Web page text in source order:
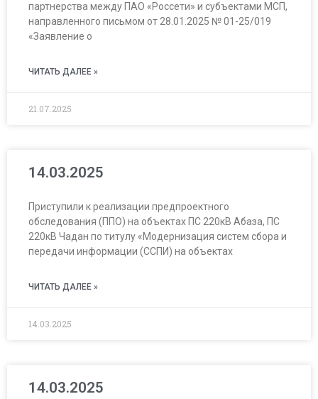
партнерства между ПАО «Россети» и субъектами МСП,
направленного письмом от 28.01.2025 № 01-25/019
«Заявление о
ЧИТАТЬ ДАЛЕЕ »
21.07.2025
14.03.2025
Приступили к реализации предпроектного
обследования (ППО) на объектах ПС 220кВ Абаза, ПС
220кВ Чадан по титулу «Модернизация систем сбора и
передачи информации (ССПИ) на объектах
ЧИТАТЬ ДАЛЕЕ »
14.03.2025
14.03.2025